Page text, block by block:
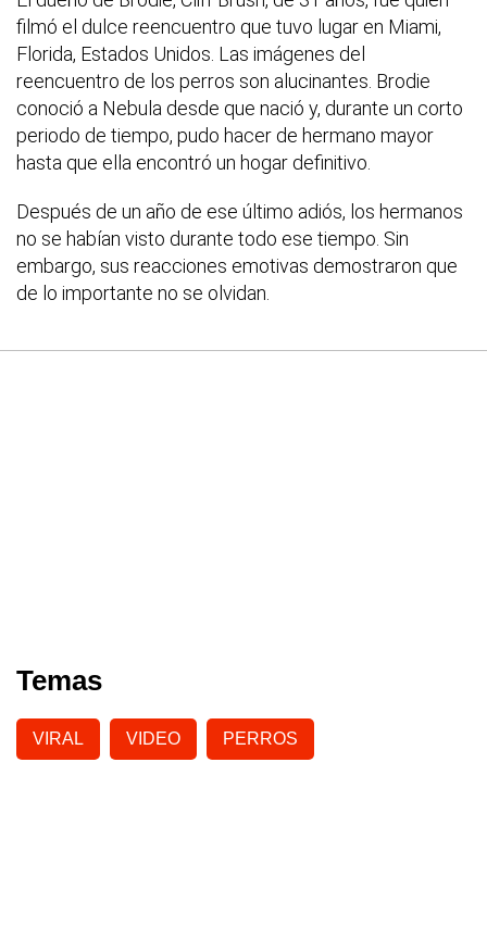
filmó el dulce reencuentro que tuvo lugar en Miami,
Florida, Estados Unidos. Las imágenes del
reencuentro de los perros son alucinantes. Brodie
conoció a Nebula desde que nació y, durante un corto
periodo de tiempo, pudo hacer de hermano mayor
hasta que ella encontró un hogar definitivo.
Después de un año de ese último adiós, los hermanos
no se habían visto durante todo ese tiempo. Sin
embargo, sus reacciones emotivas demostraron que
de lo importante no se olvidan.
Temas
VIRAL VIDEO PERROS